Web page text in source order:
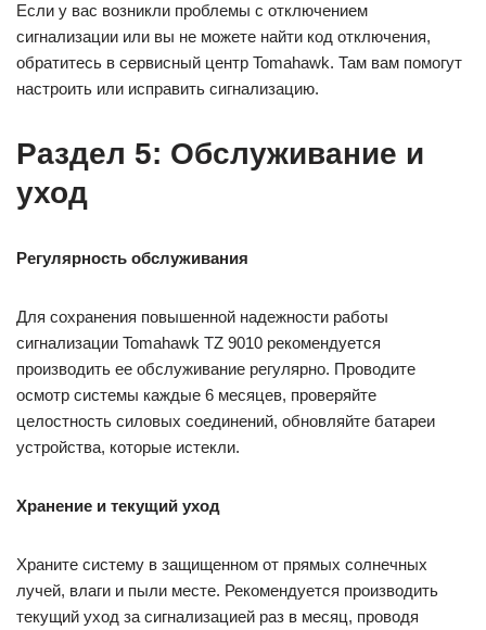
Если у вас возникли проблемы с отключением
сигнализации или вы не можете найти код отключения,
обратитесь в сервисный центр Tomahawk. Там вам помогут
настроить или исправить сигнализацию.
Раздел 5: Обслуживание и
уход
Регулярность обслуживания
Для сохранения повышенной надежности работы
сигнализации Tomahawk TZ 9010 рекомендуется
производить ее обслуживание регулярно. Проводите
осмотр системы каждые 6 месяцев, проверяйте
целостность силовых соединений, обновляйте батареи
устройства, которые истекли.
Хранение и текущий уход
Храните систему в защищенном от прямых солнечных
лучей, влаги и пыли месте. Рекомендуется производить
текущий уход за сигнализацией раз в месяц, проводя